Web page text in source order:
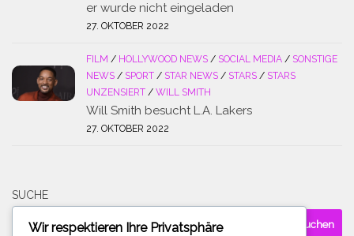
er wurde nicht eingeladen
27. OKTOBER 2022
FILM / HOLLYWOOD NEWS / SOCIAL MEDIA / SONSTIGE
NEWS / SPORT / STAR NEWS / STARS / STARS
UNZENSIERT / WILL SMITH
Will Smith besucht L.A. Lakers
27. OKTOBER 2022
SUCHE
Wir respektieren Ihre Privatsphäre